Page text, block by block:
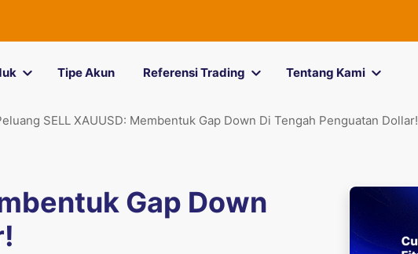
Tipe Akun Referensi Trading Tentang Kami
SELL XAUUSD: Membentuk Gap Down Di Tengah Penguatan Dollar!
Gap Down